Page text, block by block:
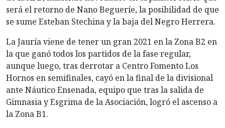
será el retorno de Nano Begueríe, la posibilidad de que
se sume Esteban Stechina y la baja del Negro Herrera.
La Jauría viene de tener un gran 2021 en la Zona B2 en
la que ganó todos los partidos de la fase regular,
aunque luego, tras derrotar a Centro Fomento Los
Hornos en semifinales, cayó en la final de la divisional
ante Náutico Ensenada, equipo que tras la salida de
Gimnasia y Esgrima de la Asociación, logró el ascenso a
la Zona B1.